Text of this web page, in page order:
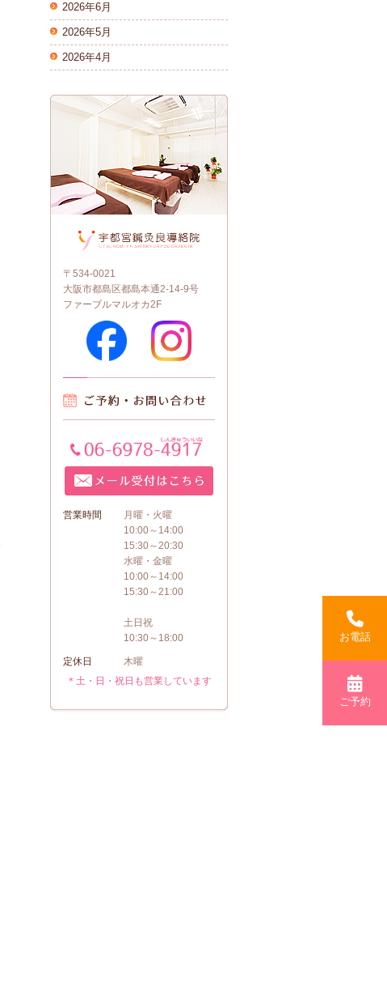
お電話
ご予約
2026年6月
2026年5月
2026年4月
〒534-0021
大阪市都島区都島本通2-14-9号
ファーブルマルオカ2F
営業時間
月曜・火曜
10:00～14:00
15:30～20:30
水曜・金曜
10:00～14:00
15:30～21:00
土日祝
10:30～18:00
定休日
木曜
＊土・日・祝日も営業しています